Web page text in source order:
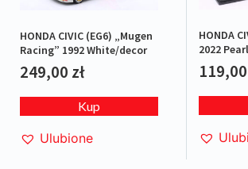
HONDA CIVIC (EG6) „Mugen
Racing” 1992 White/decor
249,00 zł
Kup
Ulubione
HONDA
2022
119,00